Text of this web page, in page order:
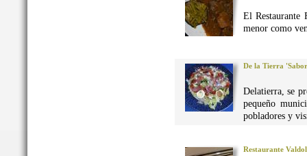
El Restaurante
menor como
De la Tierra
Delatierra, se
pequeño
pobladores y
Restaurante